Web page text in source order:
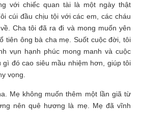
với chiếc quan tài là một ngày thật
cúi đầu chịu tội với các em, các cháu
Cha tôi đã ra đi và mong muốn yên
tiên ông bà cha mẹ. Suốt cuộc đời, tôi
vụn hạnh phúc mong manh và cuộc
đó cao siêu mầu nhiệm hơn, giúp tôi
vọng.
Mẹ không muốn thêm một lần giã từ
nên quê hương là mẹ. Mẹ đã vĩnh